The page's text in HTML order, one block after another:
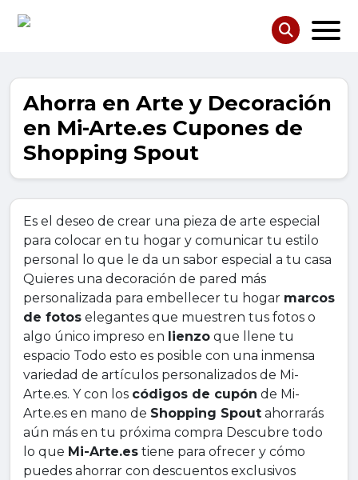
Ahorra en Arte y Decoración
en Mi-Arte.es Cupones de
Shopping Spout
Es el deseo de crear una pieza de arte especial
para colocar en tu hogar y comunicar tu estilo
personal lo que le da un sabor especial a tu casa
Quieres una decoración de pared más
personalizada para embellecer tu hogar marcos
de fotos elegantes que muestren tus fotos o
algo único impreso en lienzo que llene tu
espacio Todo esto es posible con una inmensa
variedad de artículos personalizados de Mi-
Arte.es. Y con los códigos de cupón de Mi-
Arte.es en mano de Shopping Spout ahorrarás
aún más en tu próxima compra Descubre todo
lo que Mi-Arte.es tiene para ofrecer y cómo
puedes ahorrar con descuentos exclusivos